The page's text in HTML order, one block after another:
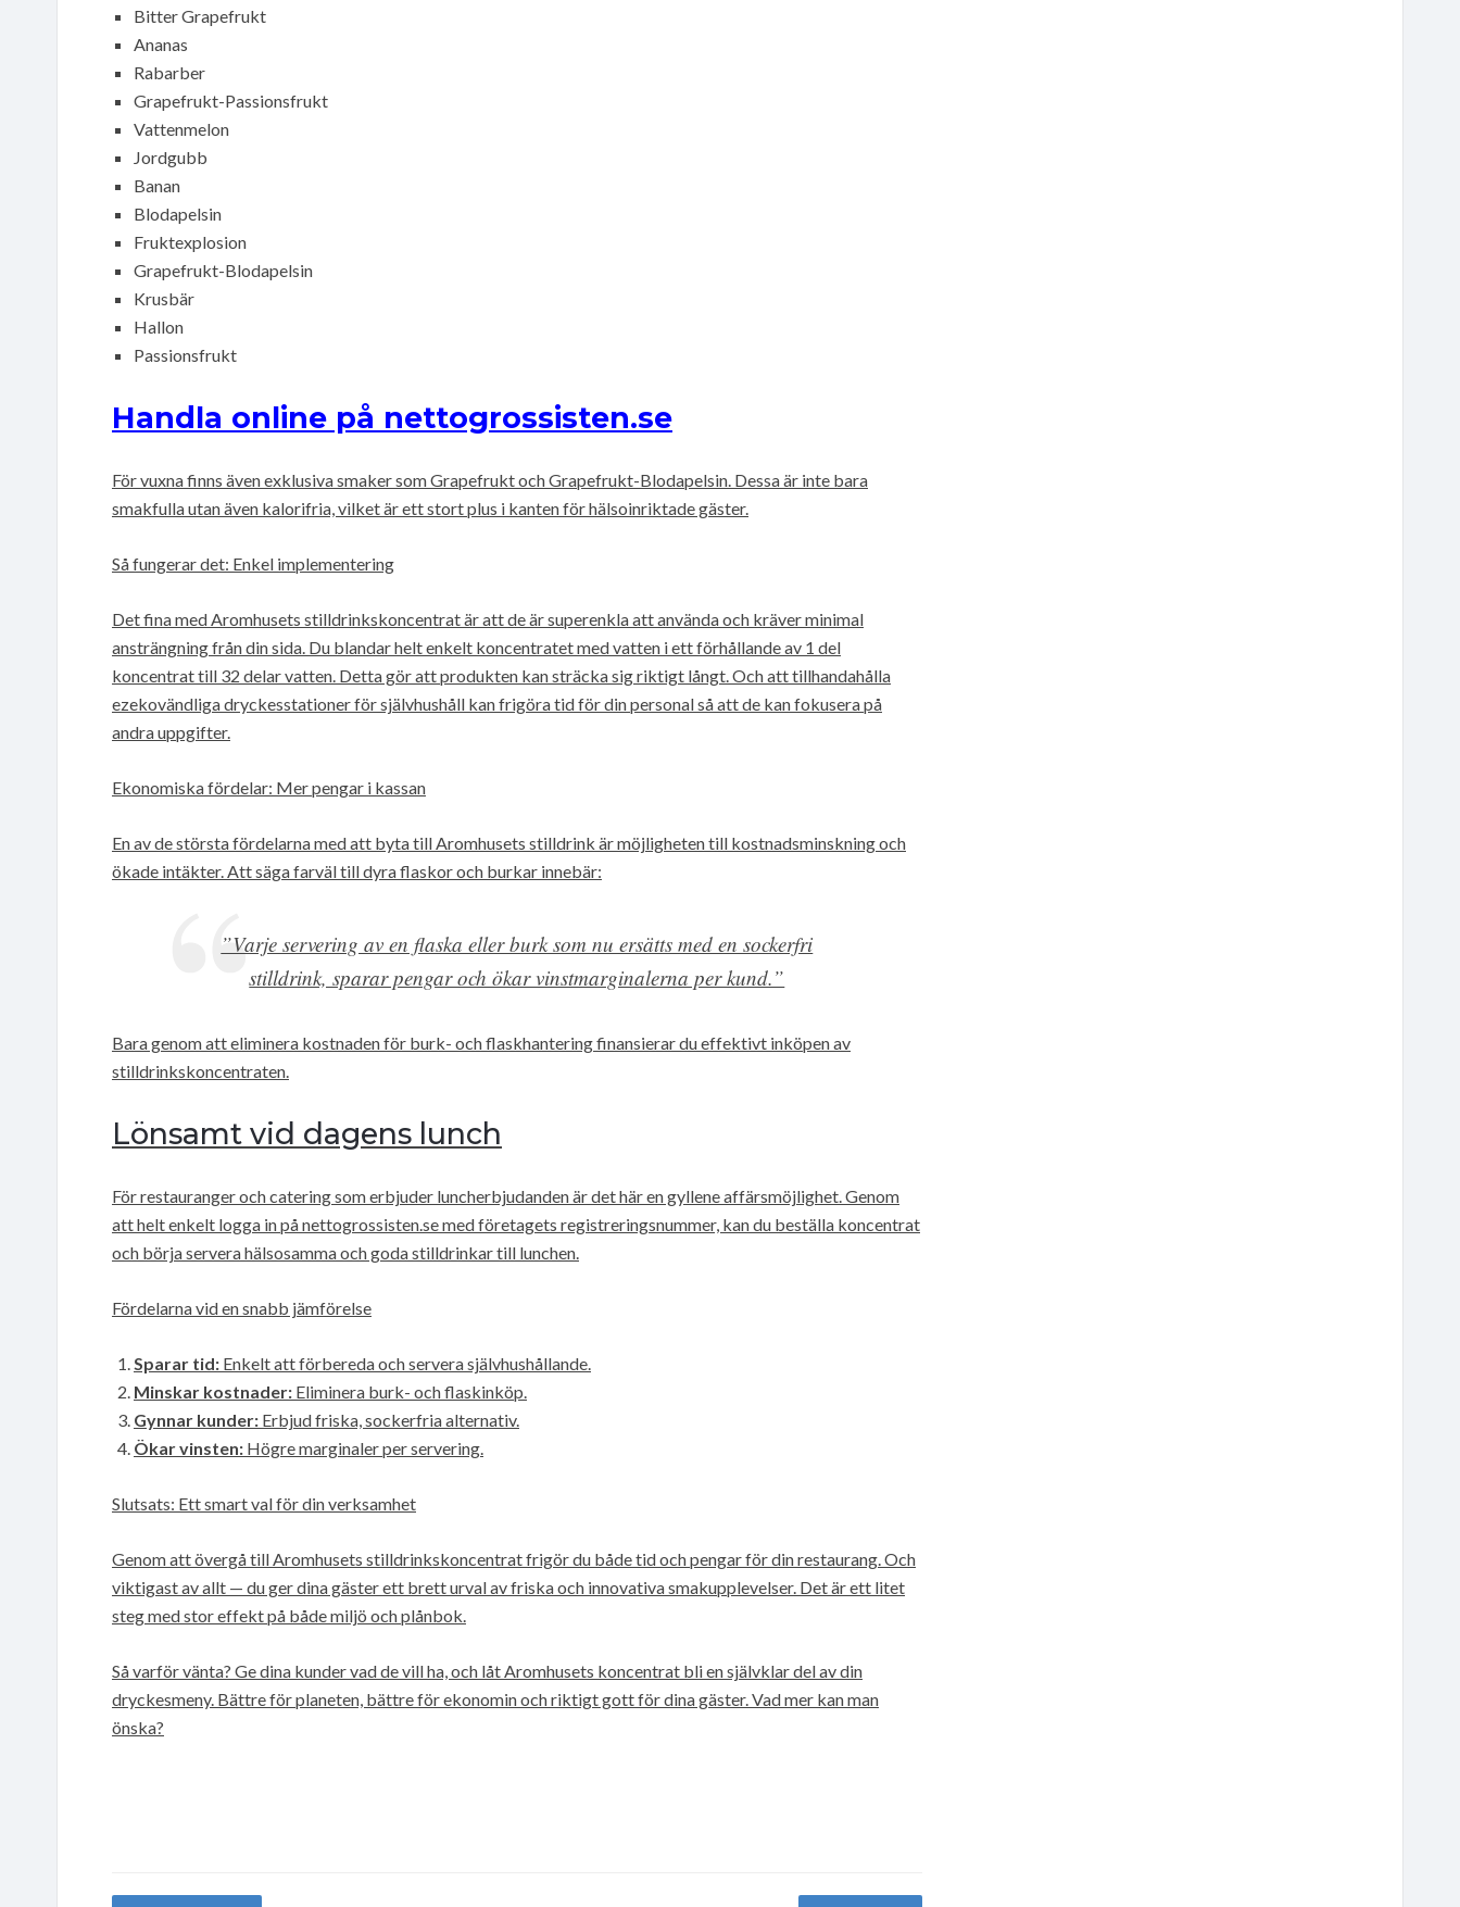
Bitter Grapefrukt
Ananas
Rabarber
Grapefrukt-Passionsfrukt
Vattenmelon
Jordgubb
Banan
Blodapelsin
Fruktexplosion
Grapefrukt-Blodapelsin
Krusbär
Hallon
Passionsfrukt
Handla online på nettogrossisten.se
För vuxna finns även exklusiva smaker som Grapefrukt och Grapefrukt-Blodapelsin. Dessa är inte bara
smakfulla utan även kalorifria, vilket är ett stort plus i kanten för hälsoinriktade gäster.
Så fungerar det: Enkel implementering
Det fina med Aromhusets stilldrinkskoncentrat är att de är superenkla att använda och kräver minimal
ansträngning från din sida. Du blandar helt enkelt koncentratet med vatten i ett förhållande av 1 del
koncentrat till 32 delar vatten. Detta gör att produkten kan sträcka sig riktigt långt. Och att tillhandahålla
ezekovändliga dryckesstationer för självhushåll kan frigöra tid för din personal så att de kan fokusera på
andra uppgifter.
Ekonomiska fördelar: Mer pengar i kassan
En av de största fördelarna med att byta till Aromhusets stilldrink är möjligheten till kostnadsminskning och
ökade intäkter. Att säga farväl till dyra flaskor och burkar innebär:
”Varje servering av en flaska eller burk som nu ersätts med en sockerfri
stilldrink, sparar pengar och ökar vinstmarginalerna per kund.”
Bara genom att eliminera kostnaden för burk- och flaskhantering finansierar du effektivt inköpen av
stilldrinkskoncentraten.
Lönsamt vid dagens lunch
För restauranger och catering som erbjuder luncherbjudanden är det här en gyllene affärsmöjlighet. Genom
att helt enkelt logga in på nettogrossisten.se med företagets registreringsnummer, kan du beställa koncentrat
och börja servera hälsosamma och goda stilldrinkar till lunchen.
Fördelarna vid en snabb jämförelse
Sparar tid: Enkelt att förbereda och servera självhushållande.
Minskar kostnader: Eliminera burk- och flaskinköp.
Gynnar kunder: Erbjud friska, sockerfria alternativ.
Ökar vinsten: Högre marginaler per servering.
Slutsats: Ett smart val för din verksamhet
Genom att övergå till Aromhusets stilldrinkskoncentrat frigör du både tid och pengar för din restaurang. Och
viktigast av allt — du ger dina gäster ett brett urval av friska och innovativa smakupplevelser. Det är ett litet
steg med stor effekt på både miljö och plånbok.
Så varför vänta? Ge dina kunder vad de vill ha, och låt Aromhusets koncentrat bli en självklar del av din
dryckesmeny. Bättre för planeten, bättre för ekonomin och riktigt gott för dina gäster. Vad mer kan man
önska?